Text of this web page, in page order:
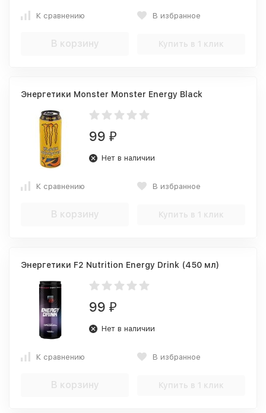
К сравнению В избранное
В корзину Купить в 1 клик
Энергетики Monster Monster Energy Black
99 ₽
Нет в наличии
К сравнению В избранное
В корзину Купить в 1 клик
Энергетики F2 Nutrition Energy Drink (450 мл)
99 ₽
Нет в наличии
К сравнению В избранное
В корзину Купить в 1 клик